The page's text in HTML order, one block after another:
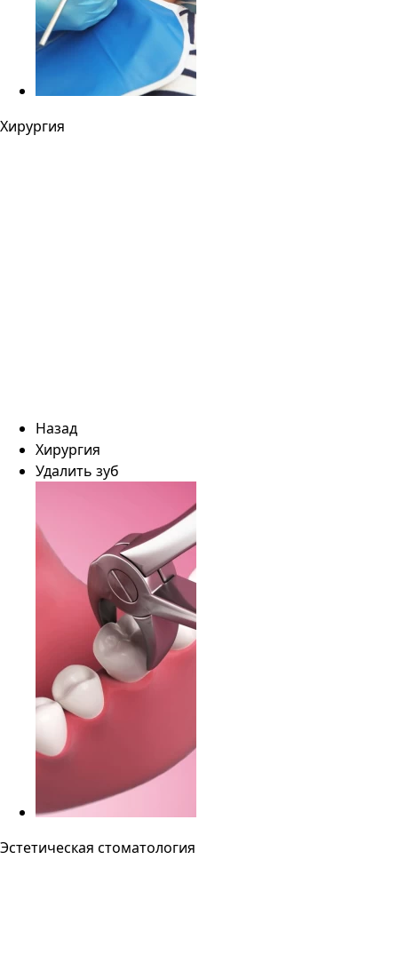
Хирургия
Назад
Хирургия
Удалить зуб
Эстетическая стоматология